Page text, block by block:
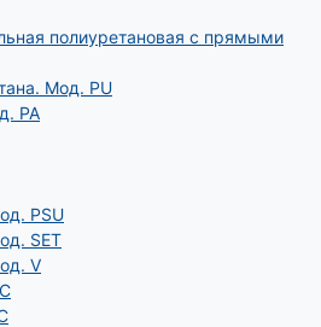
полиуретановая с прямыми
Мод. РU
PA
PSU
SET
V